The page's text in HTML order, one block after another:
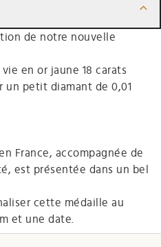
de notre nouvelle
en or jaune 18 carats
un petit diamant de 0,01
France, accompagnée de
est présentée dans un bel
cette médaille au
et une date.